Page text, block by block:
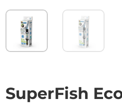
SuperFish